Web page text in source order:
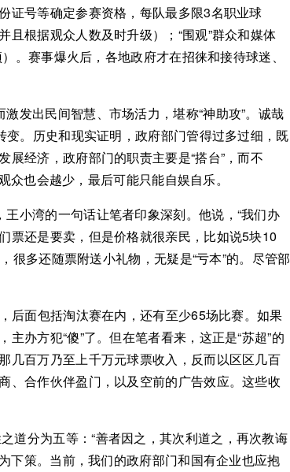
证号等确定参赛资格，每队最多限3名职业球
根据观众人数及时升级）；“围观”群众和媒体
。赛事爆火后，各地政府才在招徕和接待球迷、
发出民间智慧、市场活力，堪称“神助攻”。诚哉
。历史和现实证明，政府部门管得过多过细，既
经济，政府部门的职责主要是“搭台”，而不
众也会越少，最后可能只能自娱自乐。
小湾的一句话让笔者印象深刻。他说，“我们办
票还是要卖，但是价格就很亲民，比如说5块10
很多还随票附送小礼物，无疑是“亏本”的。尽管部
后面包括淘汰赛在内，还有至少65场比赛。如果
办方犯“傻”了。但在笔者看来，这正是“苏超”的
几百万乃至上千万元球票收入，反而以区区几百
、合作伙伴盈门，以及空前的广告效应。这些收
道分为五等：“善者因之，其次利道之，再次教诲
下策。当前，我们的政府部门和国有企业也应抱